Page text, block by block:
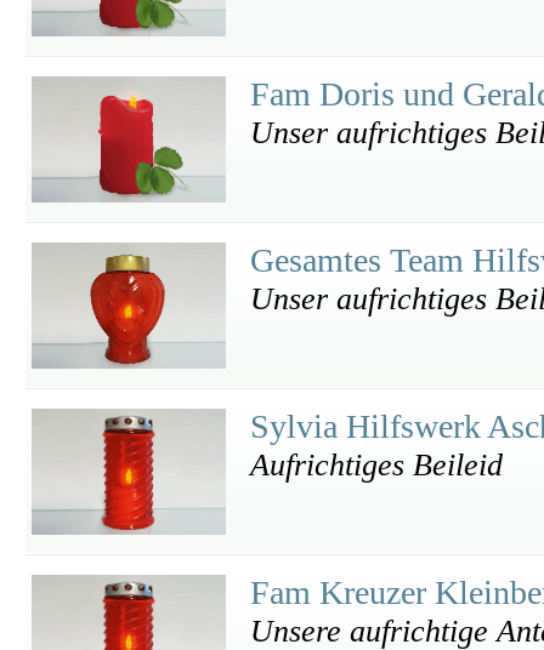
Fam Doris und
Unser aufrichtiges
Gesamtes Team
Unser aufrichtiges
Sylvia Hilfswerk
Aufrichtiges Beileid
Fam Kreuzer
Unsere aufrichtige